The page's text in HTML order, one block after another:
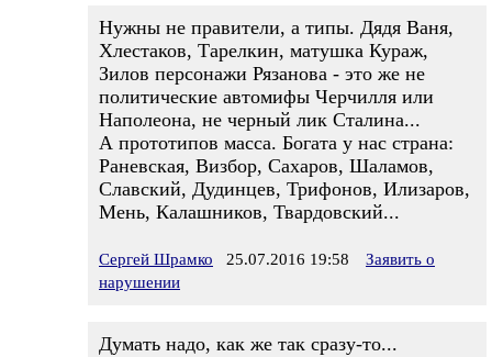
Нужны не правители, а типы. Дядя Ваня,
Хлестаков, Тарелкин, матушка Кураж,
Зилов персонажи Рязанова - это же не
политические автомифы Черчилля или
Наполеона, не черный лик Сталина...
А прототипов масса. Богата у нас страна:
Раневская, Визбор, Сахаров, Шаламов,
Славский, Дудинцев, Трифонов, Илизаров,
Мень, Калашников, Твардовский...
Сергей Шрамко 25.07.2016 19:58
Заявить о
нарушении
Думать надо, как же так сразу-то...